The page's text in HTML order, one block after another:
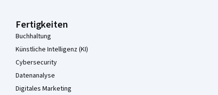
Fertigkeiten
Buchhaltung
Künstliche Intelligenz (KI)
Cybersecurity
Datenanalyse
Digitales Marketing